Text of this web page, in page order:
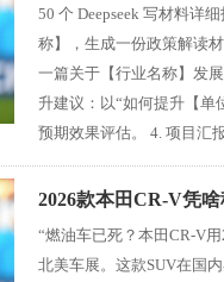
50 个 Deepseek 写材料详
称】，生成一份政策解读
一篇关于【行业名称】发
升建议：以“如何提升【单
预期效果评估。 4. 项目汇
2026款本田CR-V凭
“燃油车已死？本田CR-V
北美车展。这款SUV在国